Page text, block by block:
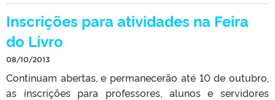
Inscrições para atividades na Feira
do Livro
08/10/2013
Continuam abertas, e permanecerão até 10 de outubro,
as inscrições para professores, alunos e servidores